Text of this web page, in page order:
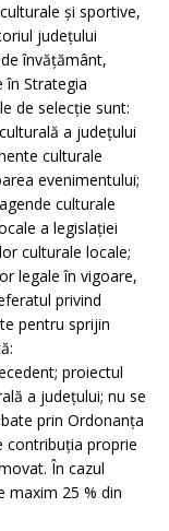
şi sportive,
judeţului
învăţământ,
în Strategia
de selecţie sunt:
a judeţului
culturale
evenimentului;
culturale
a legislaţiei
culturale locale;
legale în vigoare,
privind
pentru sprijin
proiectul
a judeţului; nu se
prin Ordonanţa
contribuţia proprie
În cazul
maxim 25 % din